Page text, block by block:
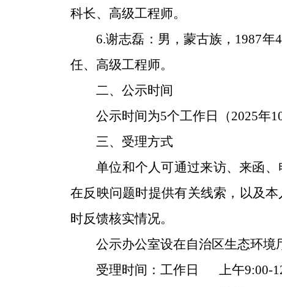
科长、高级工程师。
6.谢志磊：男，蒙古族，1987
任、高级工程师。
二、公示时间
公示时间为5个工作日（2025年
三、受理方式
单位和个人可通过来访、来函
在反映问题时提供有关线索，以及
时反馈核实情况。
公示办公室设在自治区生态环境
受理时间：工作日 上午9:00-